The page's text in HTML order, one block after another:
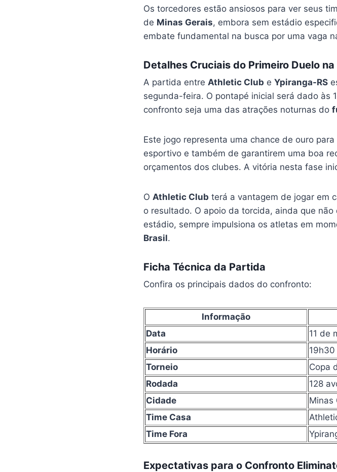
Os torcedores estão ansiosos para ver seus
de Minas Gerais, embora sem estádio
embate fundamental na busca por uma vaga
Detalhes Cruciais do Primeiro Duelo
A partida entre Athletic Club e Ypiranga-RS
segunda-feira. O pontapé inicial será dado às
confronto seja uma das atrações noturnas do
Este jogo representa uma chance de ouro
esportivo e também de garantirem uma boa
orçamentos dos clubes. A vitória nesta fase
O Athletic Club terá a vantagem de jogar em
o resultado. O apoio da torcida, ainda que
estádio, sempre impulsiona os atletas em
Brasil.
Ficha Técnica da Partida
Confira os principais dados do confronto:
Informação
Data
11 de
Horário
19h30
Torneio
Copa
Rodada
128
Cidade
Minas
Time Casa
Time Fora
Expectativas para o Confronto